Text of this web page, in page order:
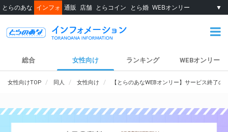
とらのあな インフォ 通販 店舗 とらコイン とら婚 WEBオンリー ▼
総合 女性向け ランキング WEBオンリー
女性向けTOP 同人 女性向け 【とらのあなWEBオンリー】サービス終了の